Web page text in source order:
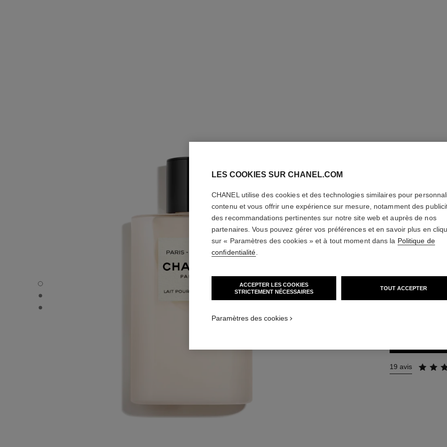
PARIS - VENISE - Vue par défaut
PARIS - VENISE - Vue alternative 1
PARIS - VENISE - Vue basique texture
PARIS -
Les Eaux de
En savoir plus
70 €(350€/L)
19 avis
LES COOKIES SUR CHANEL.COM
CHANEL utilise des cookies et des technologies similaires pour
contenu et vous offrir une expérience sur mesure, notamment des
des recommandations pertinentes sur notre site web et auprès de nos
partenaires. Vous pouvez gérer vos préférences et en savoir plus en
sur « Paramètres des cookies » et à tout moment dans la Politique de
confidentialité
ACCEPTER LES COOKIES
STRICTEMENT NÉCESSAIRES
TOUT ACCEPTER
Paramètres des cookies